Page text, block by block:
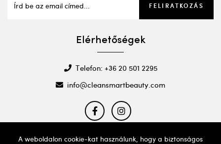
FELIRATKOZÁS
Elérhetőségek
Telefon: +36 20 501 2295
info@cleansmartbeauty.com
A weboldalon cookie-kat használunk, hogy a biztonságos